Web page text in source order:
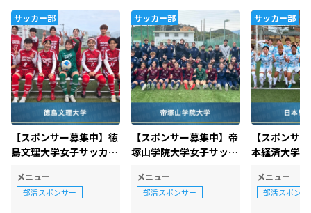
サッカー部
【スポンサー募集中】徳
島文理大学女子サッカー
メニュー
部活スポンサー
サッカー部
【スポンサー募集中】帝
塚山学院大学女子サッカ
メニュー
部活スポンサー
サッカー部
【スポンサ
本経済大学
メニュー
部活スポンサ